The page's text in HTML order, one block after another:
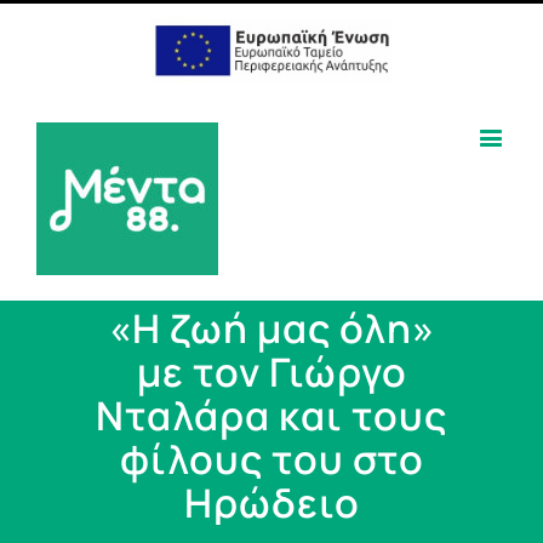
«Η ζωή μας όλη»
με τον Γιώργο
Νταλάρα και τους
φίλους του στο
Ηρώδειο